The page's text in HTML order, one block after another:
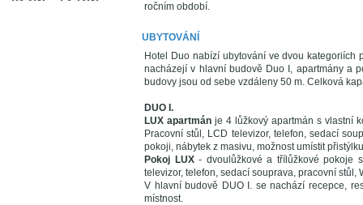
ročním období.
UBYTOVÁNÍ
Hotel Duo nabízí ubytování ve dvou
nacházejí v hlavní budově Duo I, apartmány a
budovy jsou od sebe vzdáleny 50 m. Celková
DUO I.
LUX apartmán je 4 lůžkový apartmán s vlastní
Pracovní stůl, LCD televizor, telefon, sedací
pokoji, nábytek z masivu, možnost umístit
Pokoj LUX- dvoulůžkové a třílůžkové pokoje
televizor, telefon, sedací souprava, pracovní stůl,
V hlavní budově DUO I. se nachází recepce,
místnost.